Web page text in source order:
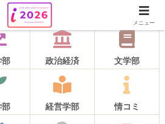
付けは5月16日をもって終了しました！
部 政治経済 文学部
部 経営学部 情コミ
メニュー